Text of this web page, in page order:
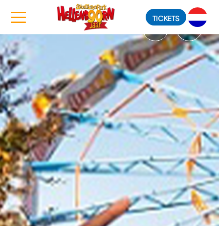
TICKETS